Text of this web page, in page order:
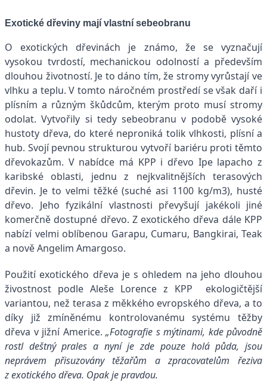
Exotické dřeviny mají vlastní sebeobranu
O exotických dřevinách je známo, že se vyznačují
vysokou tvrdostí, mechanickou odolností a především
dlouhou životností. Je to dáno tím, že stromy vyrůstají ve
vlhku a teplu. V tomto náročném prostředí se však daří i
plísním a různým škůdcům, kterým proto musí stromy
odolat. Vytvořily si tedy sebeobranu v podobě vysoké
hustoty dřeva, do které neproniká tolik vlhkosti, plísní a
hub. Svojí pevnou strukturou vytvoří bariéru proti těmto
dřevokazům. V nabídce má KPP i dřevo Ipe lapacho z
karibské oblasti, jednu z nejkvalitnějších terasových
dřevin. Je to velmi těžké (suché asi 1100 kg/m3), husté
dřevo. Jeho fyzikální vlastnosti převyšují jakékoli jiné
komerčně dostupné dřevo. Z exotického dřeva dále KPP
nabízí velmi oblíbenou Garapu, Cumaru, Bangkirai, Teak
a nově Angelim Amargoso.
Použití exotického dřeva je s ohledem na jeho dlouhou
živostnost podle Aleše Lorence z KPP ekologičtější
variantou, než terasa z měkkého evropského dřeva, a to
díky již zmíněnému kontrolovanému systému těžby
dřeva v jižní Americe. „Fotografie s mýtinami, kde původně
rostl deštný prales a nyní je zde pouze holá půda, jsou
neprávem přisuzovány těžařům a zpracovatelům řeziva
z exotického dřeva. Opak je pravdou.